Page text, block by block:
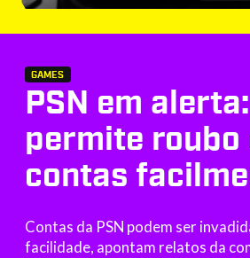
GAMES
PSN em
permite roubo
contas
Contas da PSN podem ser
facilidade, apontam relatos da